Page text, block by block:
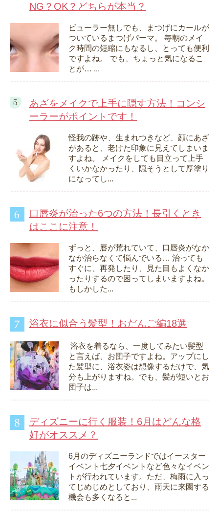
NG？OK？どちらが本当？
ビューラー無しでも、まつげにカールが
ついているまつげパーマ。 毎朝のメイ
ク時間の短縮にもなるし、とっても便利
ですよね。 でも、ちょっと気になるこ
とが… ...
あざをメイクで上手に隠す方法！コンシ
ーラーがポイントです！
怪我の跡や、生まれつきなど、顔にあざ
があると、老けた印象に見えてしまいま
すよね。 メイクをしても目立って上手
くいかなかったり、隠そうとして厚塗り
になってし...
口唇炎が治った6つの方法！長引くとき
はここに注意！
ずっと、唇が荒れていて、口唇炎がなか
なか治らなくて悩んでいる… 治っても
すぐに、再発したり、見た目もよくなか
ったりするので困ってしまいますよね。
もしかした...
浴衣に似合う髪型！おだんご編18選
浴衣を着るなら、一度してみたい髪型
と言えば、お団子ですよね。アップにし
た髪型に、浴衣姿は想像するだけで、気
分も上がりますね。でも、髪が短いとお
団子は...
ディズニーに行く服装！6月はどんな格
好がオススメ？
6月のディズニーランドではイースター
イベント七夕イベントなど色々なイベン
トが行われています。ただ、梅雨に入っ
てじめじめとしており、雨天に来園する
機会も多くなると...